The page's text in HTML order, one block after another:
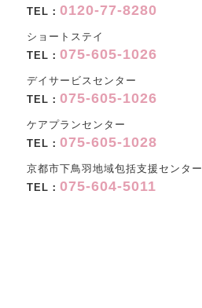
TEL： 0120-77-8280
ショートステイ
TEL： 075-605-1026
デイサービスセンター
TEL： 075-605-1026
ケアプランセンター
TEL： 075-605-1028
京都市下鳥羽地域包括支援センター
TEL： 075-604-5011